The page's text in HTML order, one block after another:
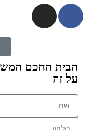
הבית החכם
על זה